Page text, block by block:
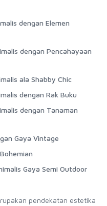
dengan Elemen
dengan Pencahayaan
ala Shabby Chic
dengan Rak Buku
dengan Tanaman
Gaya Vintage
Gaya Semi Outdoor
pendekatan estetika